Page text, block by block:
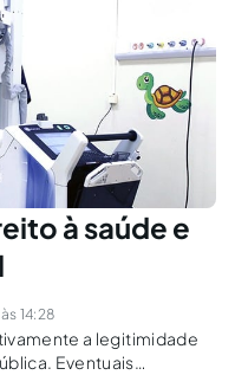
à saúde e
14:28
a legitimidade
Eventuais